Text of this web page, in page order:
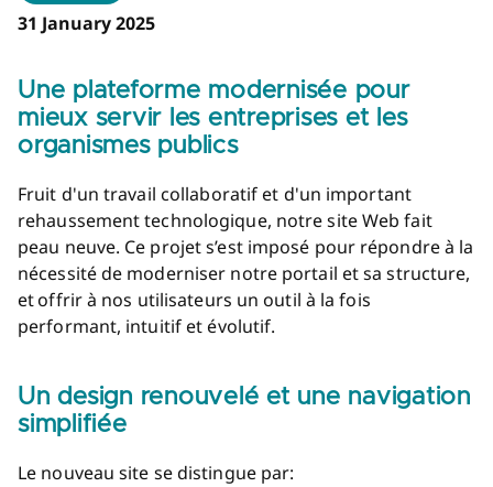
31 January 2025
Une plateforme modernisée pour
mieux servir les entreprises et les
organismes publics
Fruit d'un travail collaboratif et d'un important
rehaussement technologique, notre site Web fait
peau neuve. Ce projet s’est imposé pour répondre à la
nécessité de moderniser notre portail et sa structure,
et offrir à nos utilisateurs un outil à la fois
performant, intuitif et évolutif.
Un design renouvelé et une navigation
simplifiée
Le nouveau site se distingue par: